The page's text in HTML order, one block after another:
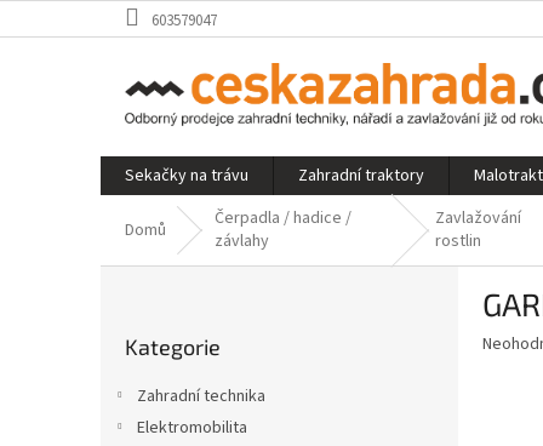
na
603579047
Sekačky na trávu Zahradní traktory
Domů
Čerpadla / hadice /
závlahy
Zavlažování
rostlin
kategorie
Kategorie
Zahradní technika
Elektromobilita